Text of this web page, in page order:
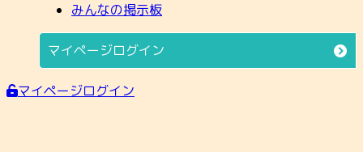
みんなの掲示板
マイページログイン
マイページログイン